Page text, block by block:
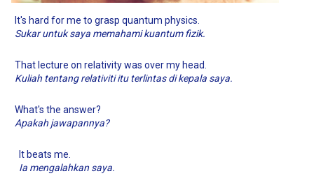
It's hard for me to grasp quantum physics.
Sukar untuk saya memahami kuantum fizik.
That lecture on relativity was over my head.
Kuliah tentang relativiti itu terlintas di kepala saya.
What's the answer?
Apakah jawapannya?
It beats me.
Ia mengalahkan saya.